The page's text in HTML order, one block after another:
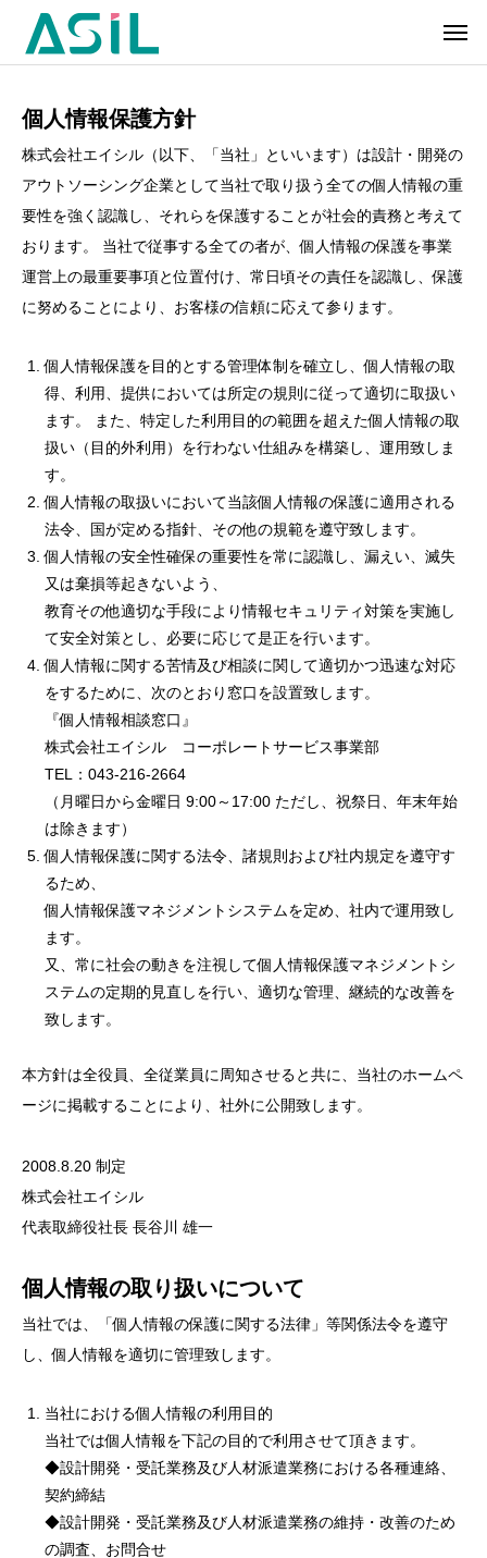
個人情報保護方針
株式会社エイシル（以下、「当社」といいます）は設計・開発の
アウトソーシング企業として当社で取り扱う全ての個人情報の重
要性を強く認識し、それらを保護することが社会的責務と考えて
おります。 当社で従事する全ての者が、個人情報の保護を事業
運営上の最重要事項と位置付け、常日頃その責任を認識し、保護
に努めることにより、お客様の信頼に応えて参ります。
個人情報保護を目的とする管理体制を確立し、個人情報の取
得、利用、提供においては所定の規則に従って適切に取扱い
ます。 また、特定した利用目的の範囲を超えた個人情報の取
扱い（目的外利用）を行わない仕組みを構築し、運用致しま
す。
個人情報の取扱いにおいて当該個人情報の保護に適用される
法令、国が定める指針、その他の規範を遵守致します。
個人情報の安全性確保の重要性を常に認識し、漏えい、滅失
又は棄損等起きないよう、
教育その他適切な手段により情報セキュリティ対策を実施し
て安全対策とし、必要に応じて是正を行います。
個人情報に関する苦情及び相談に関して適切かつ迅速な対応
をするために、次のとおり窓口を設置致します。
『個人情報相談窓口』
株式会社エイシル コーポレートサービス事業部
TEL：043-216-2664
（月曜日から金曜日 9:00～17:00 ただし、祝祭日、年末年始
は除きます）
個人情報保護に関する法令、諸規則および社内規定を遵守す
るため、
個人情報保護マネジメントシステムを定め、社内で運用致し
ます。
又、常に社会の動きを注視して個人情報保護マネジメントシ
ステムの定期的見直しを行い、適切な管理、継続的な改善を
致します。
本方針は全役員、全従業員に周知させると共に、当社のホームペ
ージに掲載することにより、社外に公開致します。
2008.8.20 制定
株式会社エイシル
代表取締役社長 長谷川 雄一
個人情報の取り扱いについて
当社では、「個人情報の保護に関する法律」等関係法令を遵守
し、個人情報を適切に管理致します。
当社における個人情報の利用目的
当社では個人情報を下記の目的で利用させて頂きます。
◆設計開発・受託業務及び人材派遣業務における各種連絡、
契約締結
◆設計開発・受託業務及び人材派遣業務の維持・改善のため
の調査、お問合せ